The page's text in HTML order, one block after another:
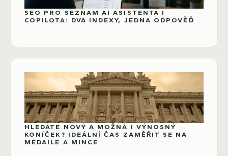
SEO PRO SEZNAM AI ASISTENTA I
COPILOTA: DVA INDEXY, JEDNA ODPOVĚĎ
HLEDÁTE NOVÝ A MOŽNÁ I VÝNOSNÝ
KONÍČEK? IDEÁLNÍ ČAS ZAMĚŘIT SE NA
MEDAILE A MINCE